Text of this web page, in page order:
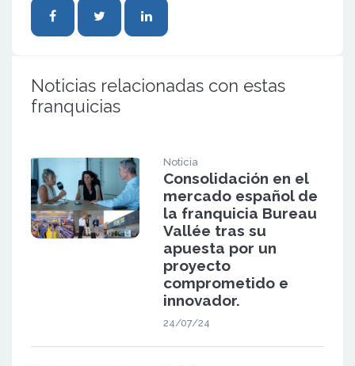
Noticias relacionadas con estas
franquicias
Noticia
Consolidación en el
mercado español de
la franquicia Bureau
Vallée tras su
apuesta por un
proyecto
comprometido e
innovador.
24/07/24